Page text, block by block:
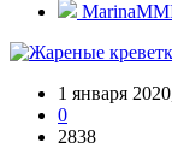
1 января
0
2838